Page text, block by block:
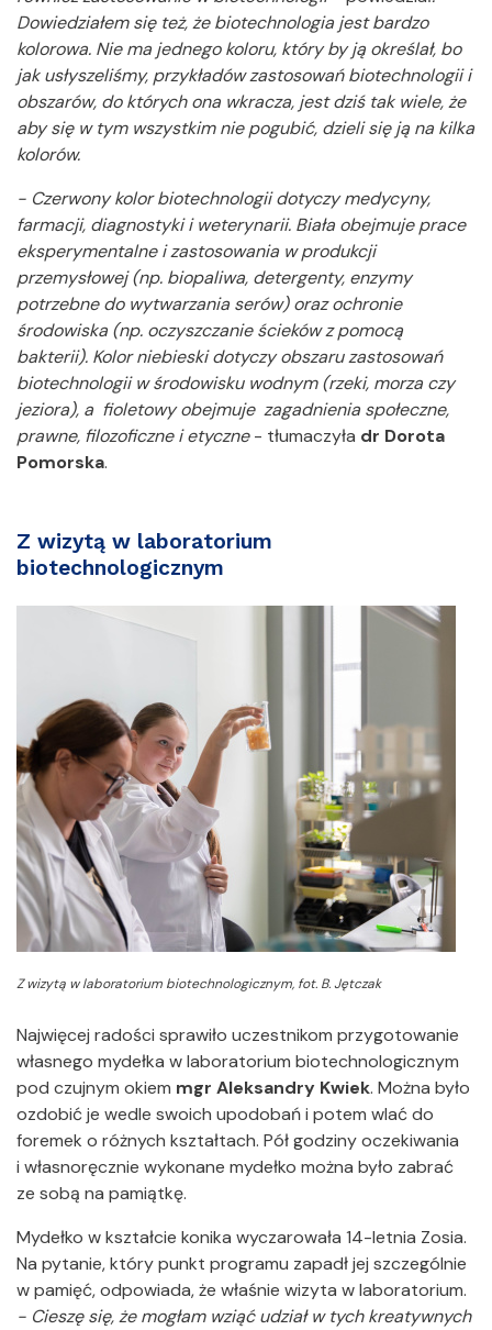
Dowiedziałem się też, że biotechnologia jest bardzo
kolorowa. Nie ma jednego koloru, który by ją określał, bo
jak usłyszeliśmy, przykładów zastosowań biotechnologii i
obszarów, do których ona wkracza, jest dziś tak wiele, że
aby się w tym wszystkim nie pogubić, dzieli się ją na kilka
kolorów.
- Czerwony kolor biotechnologii dotyczy medycyny,
farmacji, diagnostyki i weterynarii. Biała obejmuje prace
eksperymentalne i zastosowania w produkcji
przemysłowej (np. biopaliwa, detergenty, enzymy
potrzebne do wytwarzania serów) oraz ochronie
środowiska (np. oczyszczanie ścieków z pomocą
bakterii). Kolor niebieski dotyczy obszaru zastosowań
biotechnologii w środowisku wodnym (rzeki, morza czy
jeziora), a fioletowy obejmuje zagadnienia społeczne,
prawne, filozoficzne i etyczne- tłumaczyła dr Dorota
Pomorska.
Z wizytą w laboratorium
biotechnologicznym
Z wizytą w laboratorium biotechnologicznym, fot. B. Jętczak
Najwięcej radości sprawiło uczestnikom przygotowanie
własnego mydełka w laboratorium biotechnologicznym
pod czujnym okiem mgr Aleksandry Kwiek. Można było
ozdobić je wedle swoich upodobań i potem wlać do
foremek o różnych kształtach. Pół godziny oczekiwania
i własnoręcznie wykonane mydełko można było zabrać
ze sobą na pamiątkę.
Mydełko w kształcie konika wyczarowała 14-letnia Zosia.
Na pytanie, który punkt programu zapadł jej szczególnie
w pamięć, odpowiada, że właśnie wizyta w laboratorium.
- Cieszę się, że mogłam wziąć udział w tych kreatywnych